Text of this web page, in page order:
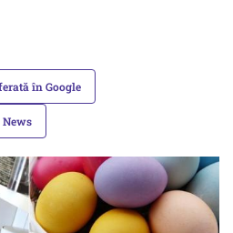
în Google
News